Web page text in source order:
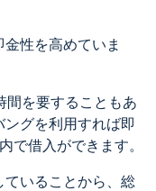
性を高めていま
間を要することもあ
グを利用すれば即
で借入ができます。
ていることから、総